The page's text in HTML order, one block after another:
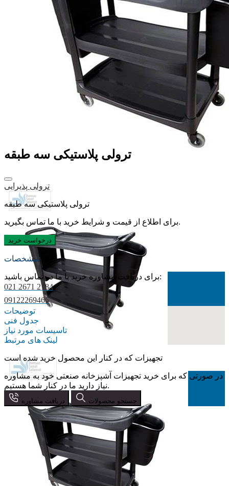
ترولی پلاستیکی سه طبقه
ترولی پذیرایی
ترولی پلاستیکی سه طبقه
برای اطلاع از قیمت و شرایط خرید با ما تماس بگیرید.
درخواست خرید
مشخصات:
برای دریافت مشاوره خرید با ما در تماس باشید:
021 2671 2184
09122269466
توضیحات
جدول فنی
تاسیسات مورد نیاز
لینک های مرتبط
تجهیزات که در کنار این محصول خرید شده است
در صورتی که برای خرید تجهیزات آشپزخانه صنعتی خود به مشاوره
نیاز دارید ما در کنار شما هستیم.
دریافت مشاوره جستجو محصولات